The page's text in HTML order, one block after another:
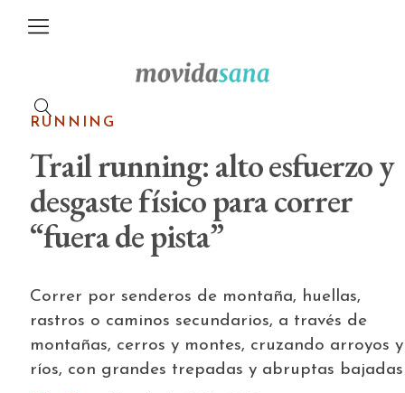
RUNNING
Trail running: alto esfuerzo y
desgaste físico para correr
“fuera de pista”
Correr por senderos de montaña, huellas,
rastros o caminos secundarios, a través de
montañas, cerros y montes, cruzando arroyos y
ríos, con grandes trepadas y abruptas bajadas